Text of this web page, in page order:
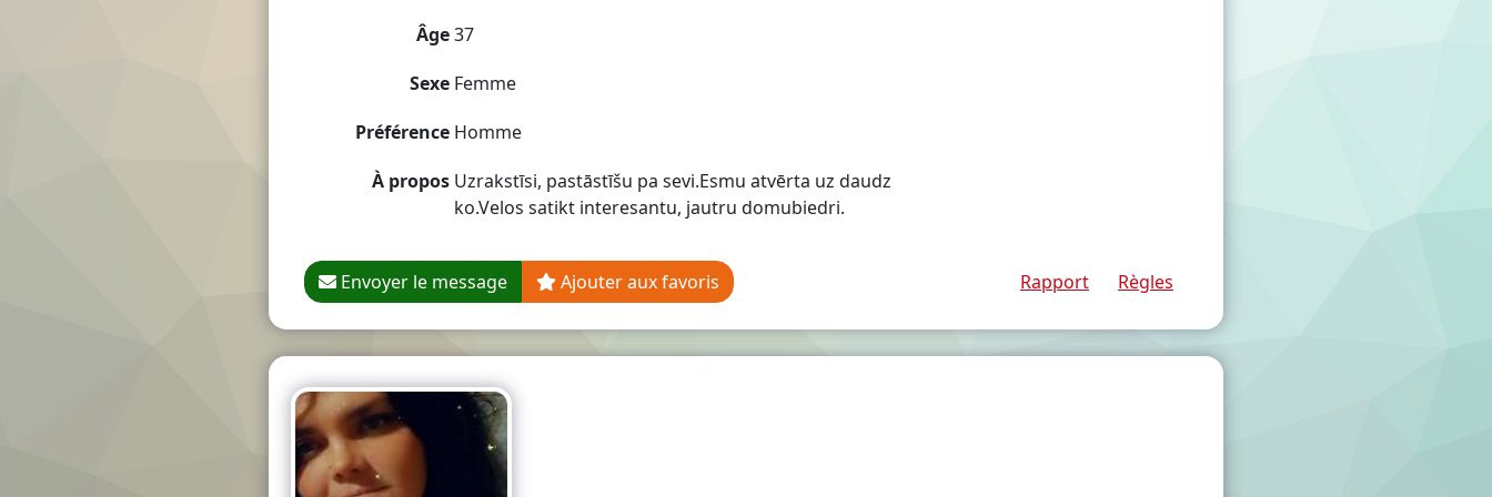
Âge37
Sexe Femme
Préférence Homme
À propos Uzrakstīsi, pastāstīšu pa sevi.Esmu atvērta uz daudz
ko.Velos satikt interesantu, jautru domubiedri.
Envoyer le message Ajouter aux favoris Rapport Règles